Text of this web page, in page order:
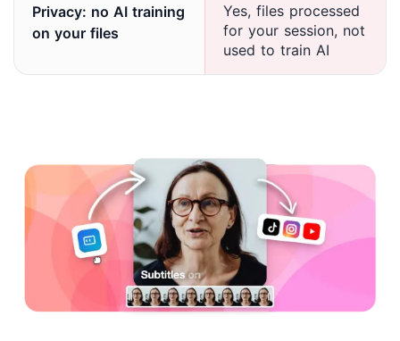
Privacy: no AI training
on your files
Yes, files processed
for your session, not
used to train AI